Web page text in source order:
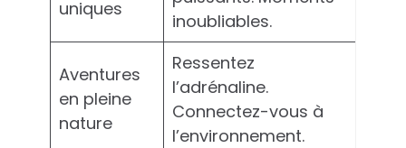
uniques
inoubliables.
Aventures
en pleine
nature
Ressentez
l’adrénaline.
Connectez-vous à
l’environnement.